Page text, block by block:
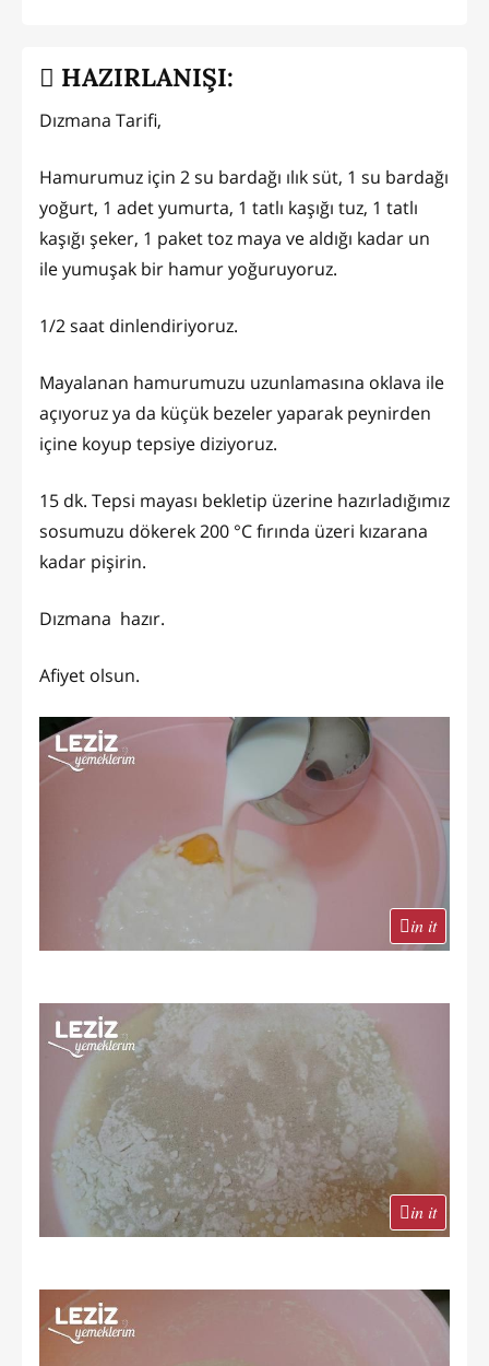
HAZIRLANIŞI:
Dızmana Tarifi,
Hamurumuz için 2 su bardağı ılık süt, 1 su bardağı
yoğurt, 1 adet yumurta, 1 tatlı kaşığı tuz, 1 tatlı
kaşığı şeker, 1 paket toz maya ve aldığı kadar un
ile yumuşak bir hamur yoğuruyoruz.
1/2 saat dinlendiriyoruz.
Mayalanan hamurumuzu uzunlamasına oklava ile
açıyoruz ya da küçük bezeler yaparak peynirden
içine koyup tepsiye diziyoruz.
15 dk. Tepsi mayası bekletip üzerine hazırladığımız
sosumuzu dökerek 200 °C fırında üzeri kızarana
kadar pişirin.
Dızmana hazır.
Afiyet olsun.
in it
in it